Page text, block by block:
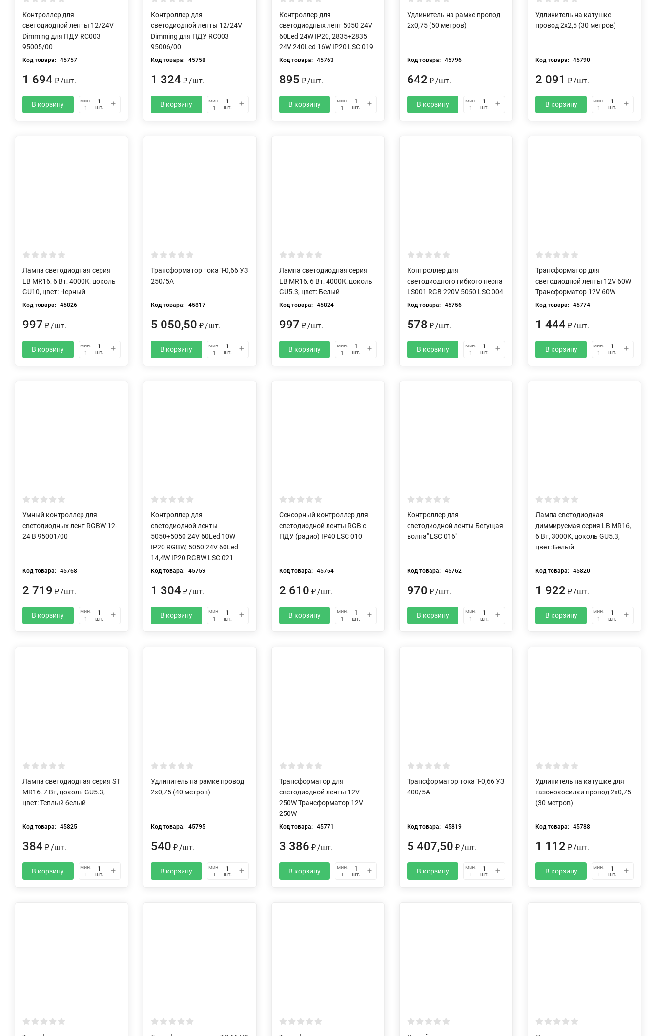
Контроллер для
светодиодной ленты 12/24V
Dimming для ПДУ RC003
95005/00
Код товара: 45757
1 694 ₽ /шт.
В корзину
мин.
1
шт.
Контроллер для
светодиодной ленты 12/24V
Dimming для ПДУ RC003
95006/00
Код товара: 45758
1 324 ₽ /шт.
В корзину
мин.
1
шт.
Контроллер для
светодиодных лент 5050 24V
60Led 24W IP20, 2835+2835
24V 240Led 16W IP20 LSC 019
Код товара: 45763
895 ₽ /шт.
В корзину
мин.
1
шт.
Удлинитель на рамке провод
2х0,75 (50 метров)
Код товара: 45796
642 ₽ /шт.
В корзину
мин.
1
шт.
Удлинитель на катушке
провод 2х2,5 (30 метров)
Код товара: 45790
2 091 ₽ /шт.
В корзину
мин.
1
шт.
Лампа светодиодная серия
LB MR16, 6 Вт, 4000К, цоколь
GU10, цвет: Черный
Код товара: 45826
997 ₽ /шт.
В корзину
мин.
1
шт.
Трансформатор тока Т-0,66 УЗ
250/5А
Код товара: 45817
5 050,50 ₽ /шт.
В корзину
мин.
1
шт.
Лампа светодиодная серия
LB MR16, 6 Вт, 4000К, цоколь
GU5.3, цвет: Белый
Код товара: 45824
997 ₽ /шт.
В корзину
мин.
1
шт.
Контроллер для
светодиодного гибкого неона
LS001 RGB 220V 5050 LSC 004
Код товара: 45756
578 ₽ /шт.
В корзину
мин.
1
шт.
Трансформатор для
светодиодной ленты 12V 60W
Трансформатор 12V 60W
Код товара: 45774
1 444 ₽ /шт.
В корзину
мин.
1
шт.
Умный контроллер для
светодиодных лент RGBW 12-
24 В 95001/00
Код товара: 45768
2 719 ₽/шт.
В корзину
мин.
1
шт.
Контроллер для
светодиодной ленты
5050+5050 24V 60Led 10W
IP20 RGBW, 5050 24V 60Led
14,4W IP20 RGBW LSC 021
Код товара: 45759
1 304 ₽/шт.
В корзину
мин.
1
шт.
Сенсорный контроллер для
светодиодной ленты RGB с
ПДУ (радио) IP40 LSC 010
Код товара: 45764
2 610 ₽/шт.
В корзину
мин.
1
шт.
Контроллер для
светодиодной ленты Бегущая
волна" LSC 016"
Код товара: 45762
970 ₽/шт.
В корзину
мин.
1
шт.
Лампа светодиодная
диммируемая серия LB MR16,
6 Вт, 3000К, цоколь GU5.3,
цвет: Белый
Код товара: 45820
1 922 ₽/шт.
В корзину
мин.
1
шт.
Лампа светодиодная серия ST
MR16, 7 Вт, цоколь GU5.3,
цвет: Теплый белый
Код товара: 45825
384 ₽/шт.
В корзину
мин.
1
шт.
Удлинитель на рамке провод
2х0,75 (40 метров)
Код товара: 45795
540 ₽/шт.
В корзину
мин.
1
шт.
Трансформатор для
светодиодной ленты 12V
250W Трансформатор 12V
250W
Код товара: 45771
3 386 ₽/шт.
В корзину
мин.
1
шт.
Трансформатор тока Т-0,66 УЗ
400/5А
Код товара: 45819
5 407,50 ₽/шт.
В корзину
мин.
1
шт.
Удлинитель на катушке для
газонокосилки провод 2х0,75
(30 метров)
Код товара: 45788
1 112 ₽/шт.
В корзину
мин.
1
шт.